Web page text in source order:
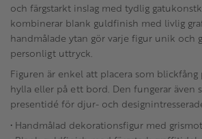
och färgstarkt inslag med tydlig
kombinerar blank guldfinish med livlig
handmålade ytan gör varje figur unik och
personligt uttryck.
Figuren är enkel att placera som blickfång
hylla eller på ett bord. Den fungerar även
presentidé för djur- och
• Handmålad dekorationsfigur med